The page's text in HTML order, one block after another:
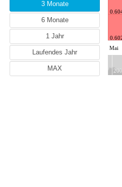
NZD (Neuseeland-Dollar)
ZAR (Südafrikanischer Rand)
TRY (Türkische Lira)
PLN (Polnischer Złoty)
MYR (Malaysischer Ringgit)
NOK (Norwegische Krone)
Mai